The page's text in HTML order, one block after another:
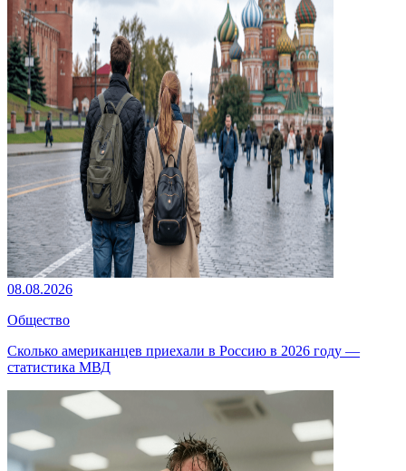
08.08.2026
Общество
Сколько американцев приехали в Россию в 2026 году —
статистика МВД